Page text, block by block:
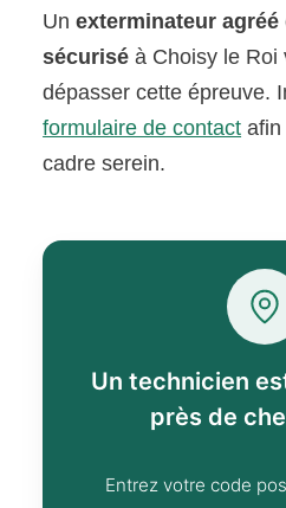
Unexterminateur agréé
sécurisé à Choisy le Roi
dépasser cette épreuve.
formulaire de contact afin
cadre serein.
Un technicien
près de
Entrez votre code